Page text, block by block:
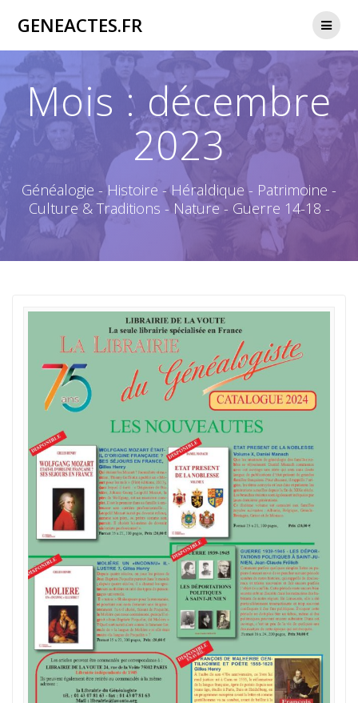
GENEACTES.FR
Mois :décembre
2023
Généalogie - Histoire - Héraldique - Patrimoine -
Culture & Traditions - Nature - Guerre 14-18 -